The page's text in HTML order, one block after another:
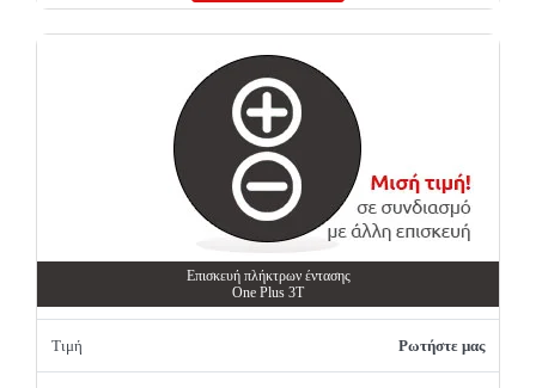
Επισκευή πλήκτρων έντασης
One Plus 3T
Τιμή Ρωτήστε μας